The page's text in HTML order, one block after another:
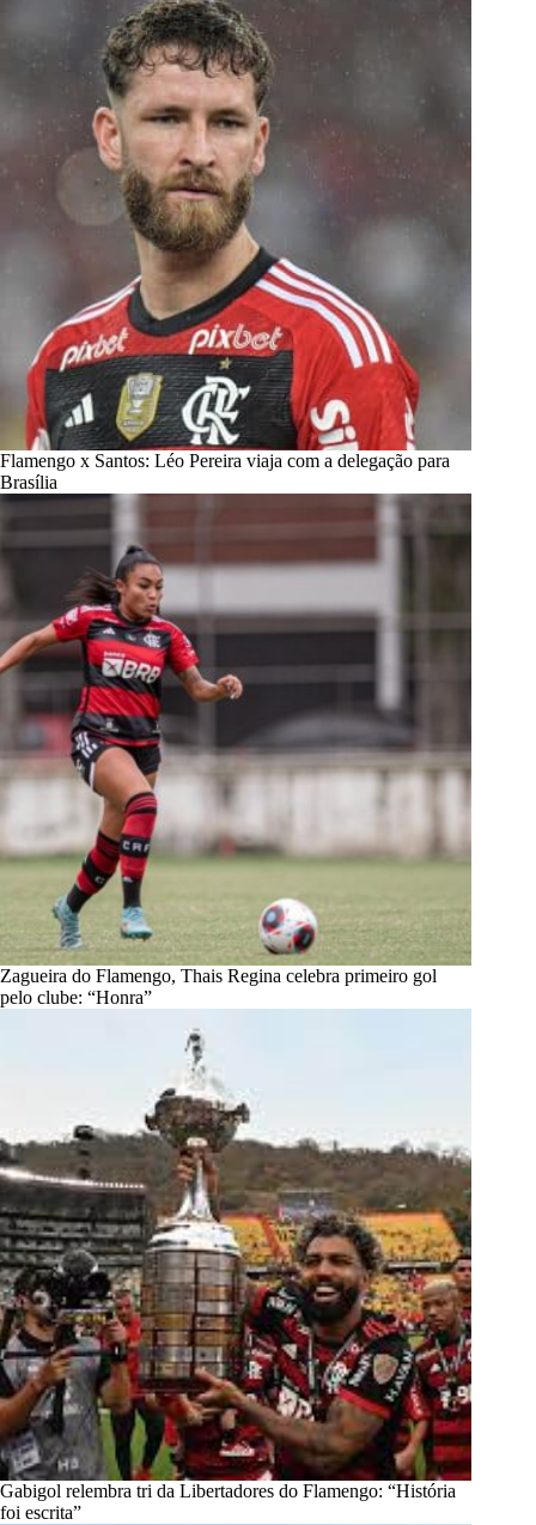
Flamengo x Santos: Léo Pereira viaja com a delegação para
Brasília
Zagueira do Flamengo, Thais Regina celebra primeiro gol
pelo clube: “Honra”
Gabigol relembra tri da Libertadores do Flamengo: “História
foi escrita”